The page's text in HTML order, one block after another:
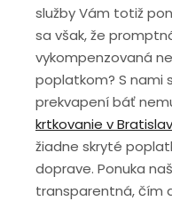
služby Vám totiž
sa však, že
vykompenzovaná
poplatkom? S nami
prekvapení báť
krtkovanie v
žiadne skryté
doprave. Ponuka
transparentná, čím